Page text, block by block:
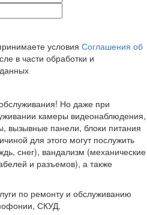
условия Соглашения об
в части обработки и
Но даже при
камеры видеонаблюдения,
вызывные панели, блоки питания
для этого могут послужить
снег), вандализм (механические
и разъемов), а также
по ремонту и обслуживанию
СКУД.